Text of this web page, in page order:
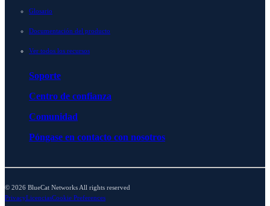
Glosario
Documentación del producto
Ver todos los recursos
Soporte
Centro de confianza
Comunidad
Póngase en contacto con nosotros
© 2026 BlueCat Networks All rights reserved
PrivacyLicenciasCookie Preferences